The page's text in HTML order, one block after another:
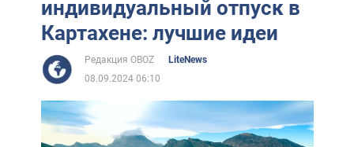
Африка
индивидуальный отпуск в
Картахене: лучшие идеи
Редакция OBOZ
LiteNews
08.09.2024 06:10